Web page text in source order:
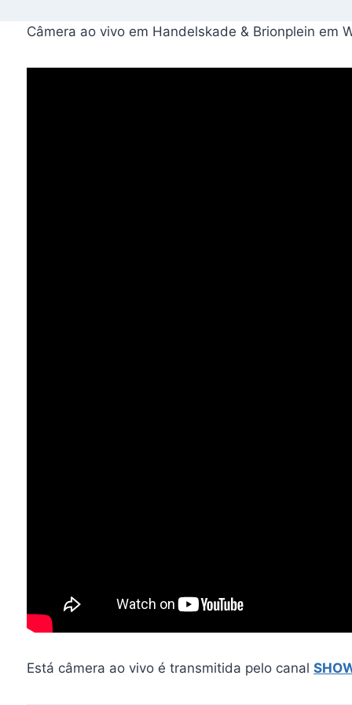
Câmera ao vivo em Handelskade & Brionplein em
Está câmera ao vivo é transmitida pelo canal